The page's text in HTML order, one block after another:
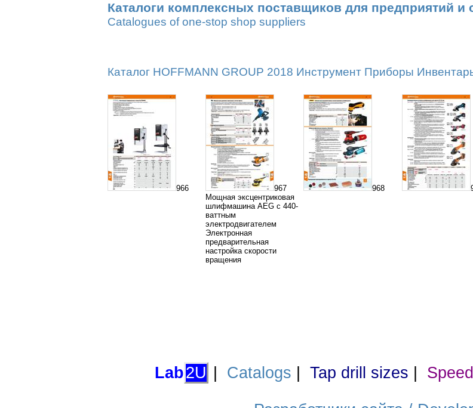
Каталоги комплексных поставщиков для предприятий и
Catalogues of one-stop shop suppliers
Каталог HOFFMANN GROUP 2018 Инструмент Приборы
966
967
Мощная эксцентриковая
шлифмашина AEG с 440-
ваттным
электродвигателем
Электронная
предварительная
настройка скорости
вращения
968
Lab2U Catalogs Tap drill sizes